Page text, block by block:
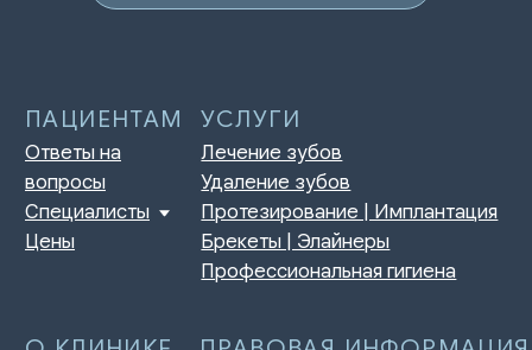
Статьи
Контакты
Политика конфиденциальности
персональных данных
Нормативно-правовые акты